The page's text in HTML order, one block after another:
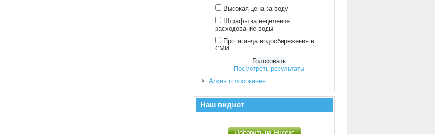
Высокая цена за воду
Штрафы за нецелевое
расходование воды
Пропаганда водосбережения в
СМИ
Посмотреть результаты
Архив голосования
Наш виджет